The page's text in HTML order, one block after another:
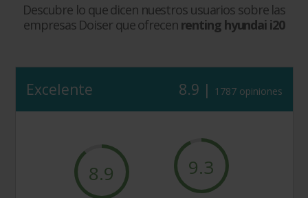
Descubre lo que dicen nuestros usuarios sobre las
empresas Doiser que ofrecen renting hyundai i20
Excelente 8.9 | 1787 opiniones
8.9 9.3